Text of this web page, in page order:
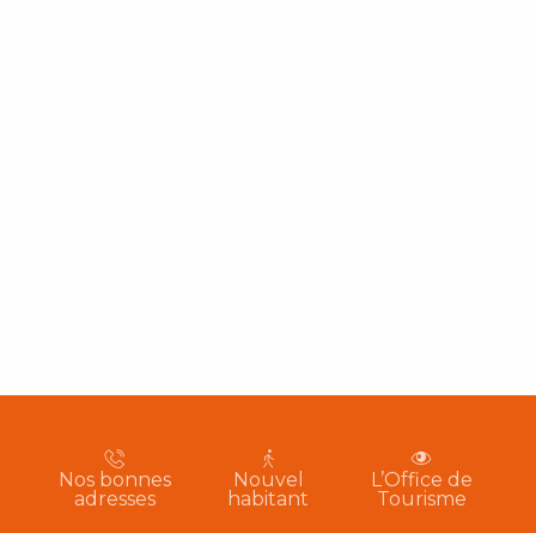
Nos bonnes
adresses
Nouvel
habitant
L’Office de
Tourisme